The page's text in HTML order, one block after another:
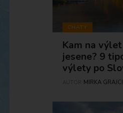
CHATY
Kam na
jesene? 9
výlety po
MIRKA